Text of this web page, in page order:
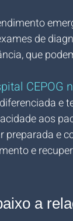
de
que
CEPOG
e
aos
preparada e
e
a